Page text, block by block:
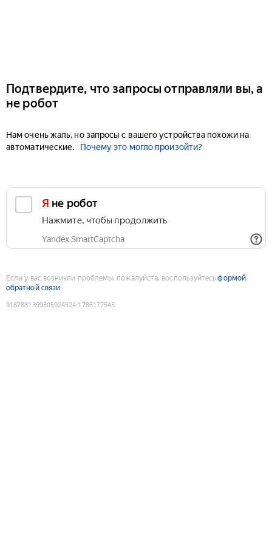
Подтвердите, что запросы отправляли вы, а
не робот
Нам очень жаль, но запросы с вашего устройства похожи на
автоматические.
Почему это могло произойти?
Я не робот
Нажмите, чтобы продолжить
Yandex SmartCaptcha
Если у вас возникли проблемы, пожалуйста, воспользуйтесьформой
обратной связи
9187881399305924524:1786177543